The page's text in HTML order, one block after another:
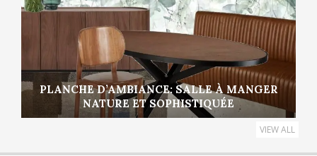
PLANCHE D’AMBIANCE: SALLE À MANGER
NATURE ET SOPHISTIQUÉE
VIEW ALL